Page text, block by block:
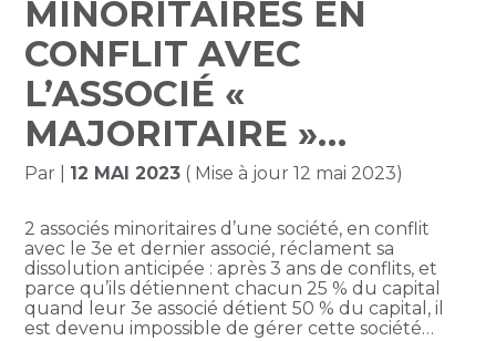
MINORITAIRES EN
CONFLIT AVEC
L’ASSOCIÉ «
MAJORITAIRE »…
Par 12 MAI 2023 ( Mise à jour 12 mai 2023)
2 associés minoritaires d’une société, en conflit
avec le 3e et dernier associé, réclament sa
dissolution anticipée : après 3 ans de conflits, et
parce qu’ils détiennent chacun 25 % du capital
quand leur 3e associé détient 50 % du capital, il
est devenu impossible de gérer cette société…